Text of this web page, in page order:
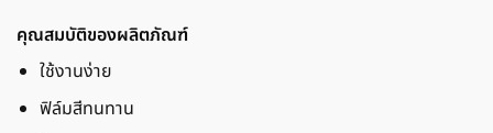
คุณสมบัติของผลิตภัณฑ์
ใช้งานง่าย
ฟิล์มสีทนทาน